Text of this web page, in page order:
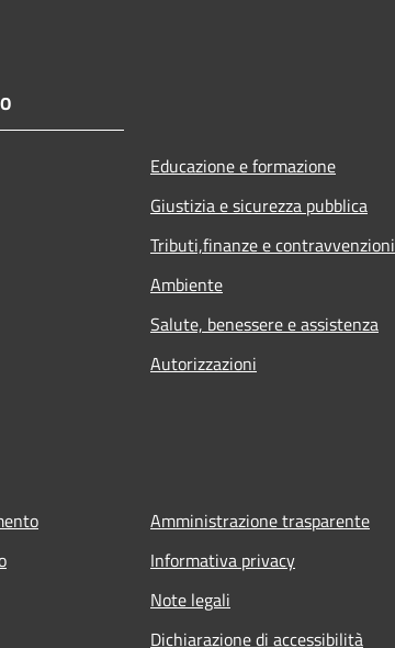
Educazione e formazione
Giustizia e sicurezza pubblica
Tributi,finanze e contravvenzioni
Ambiente
Salute, benessere e assistenza
Autorizzazioni
Amministrazione trasparente
Informativa privacy
Note legali
Dichiarazione di accessibilità